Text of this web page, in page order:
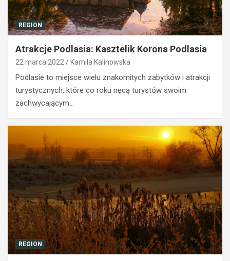
REGION
Atrakcje Podlasia: Kasztelik Korona Podlasia
22 marca 2022 Kamila Kalinowska
Podlasie to miejsce wielu znakomitych zabytków i atrakcji
turystycznych, które co roku nęcą turystów swoim
zachwycającym…
REGION